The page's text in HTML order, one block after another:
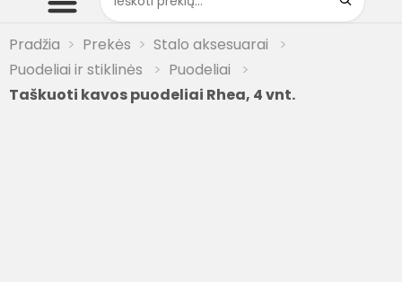
Pradžia Prekės
Stalo aksesuarai
Puodeliai ir stiklinės
Puodeliai
Taškuoti kavos puodeliai Rhea, 4 vnt.